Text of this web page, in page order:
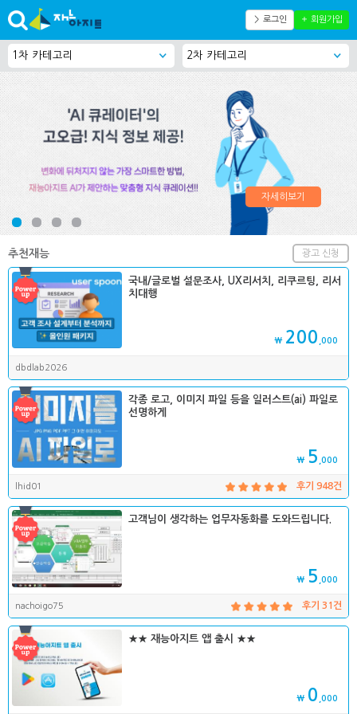
＞ 로그인 ＋ 회원가입
자세히보기
광고 신청
추천재능
국내/글로벌 설문조사, UX리서치, 리쿠르팅, 리서
치대행
₩ 200 ,000
dbdlab2026
각종 로고, 이미지 파일 등을 일러스트(ai) 파일로
선명하게
₩ 5 ,000
lhid01 후기 948건
고객님이 생각하는 업무자동화를 도와드립니다.
₩ 5 ,000
nachoigo75 후기 31건
★★ 재능아지트 앱 출시 ★★
₩ 0 ,000